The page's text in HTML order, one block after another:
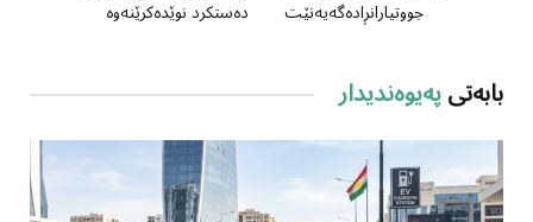
جووتیارانڕادەگەیەنێت
دەستکرد نوێدەکرێنەوە
بابەتیپەیوەندیدار